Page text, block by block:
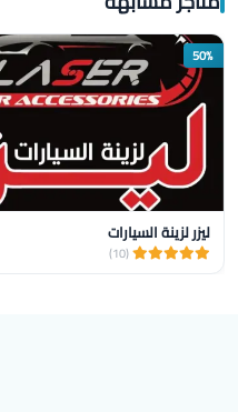
50%
ليزر لزينة السيارات
(10)